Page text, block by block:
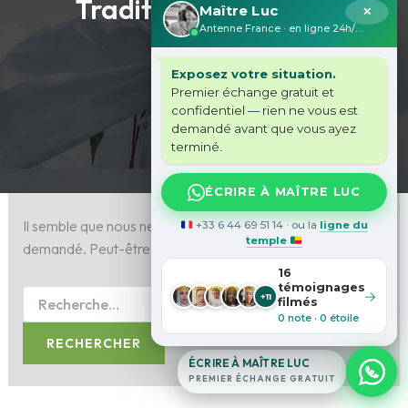
Traditions Africaines
Il semble que nous ne pouvons pas trouver le contenu
demandé. Peut-être qu’une recherche peut vous aider.
✕
Maître Luc
Antenne France · en ligne 24h/24
Exposez votre situation.
Premier échange gratuit et
confidentiel — rien ne vous est
demandé avant que vous ayez
terminé.
ÉCRIRE À MAÎTRE LUC
+33 6 44 69 51 14 · ou la ligne du
temple
+11
16
témoignages
filmés
0 note · 0 étoile
→
ÉCRIRE À MAÎTRE LUC
PREMIER ÉCHANGE GRATUIT